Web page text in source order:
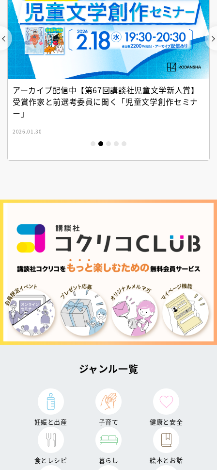
アーカイブ配信中【第67回講談社児童文学新人賞】
受賞作家と前選考委員に聞く「児童文学創作セミナ
ー」
2026.01.30
ジャンル一覧
妊娠と出産 子育て 健康と安全
食とレシピ 暮らし 絵本とお話